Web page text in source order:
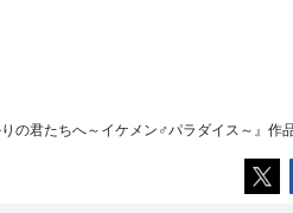
りの君たちへ～イケメン♂パラダイス～』作